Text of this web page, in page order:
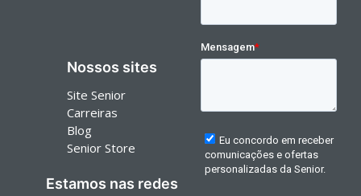
Nossos sites
Site Senior
Carreiras
Blog
Senior Store
Estamos nas redes